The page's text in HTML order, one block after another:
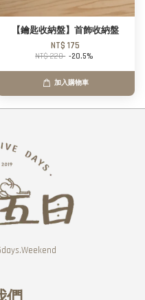
【鑰匙收納盤】首飾收納盤
NT$ 175
NT$ 220 -20.5%
加入購物車